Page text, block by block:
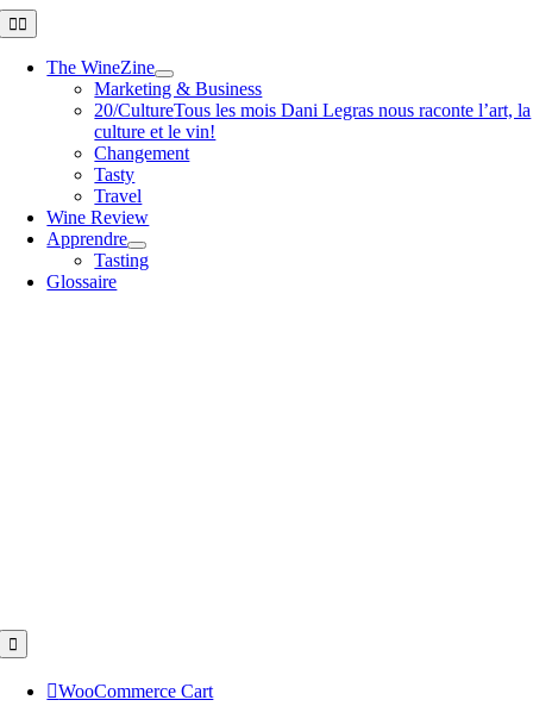
Passer
au
contenu
Toggle
Navigation
The WineZine
Marketing & Business
20/CultureTous les mois Dani Legras nous raconte l’art, la
culture et le vin!
Changement
Tasty
Travel
Wine Review
Apprendre
Tasting
Glossaire
Toggle
Navigation
WooCommerce Cart